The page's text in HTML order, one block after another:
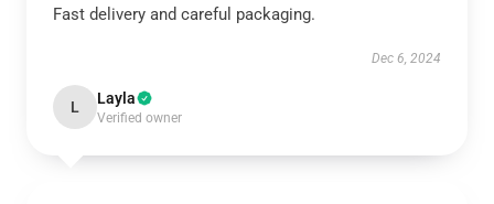
Fast delivery and careful packaging.
Dec 6, 2024
L Layla
Verified owner